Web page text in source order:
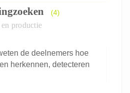
(4)
productie
de deelnemers hoe
herkennen, detecteren